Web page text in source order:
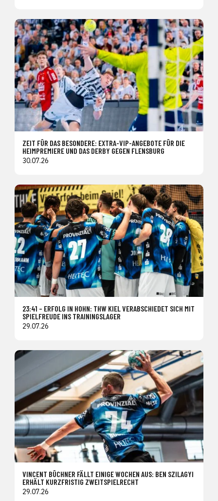
ZEIT FÜR DAS BESONDERE: EXTRA-VIP-ANGEBOTE FÜR DIE
HEIMPREMIERE UND DAS DERBY GEGEN FLENSBURG
30.07.26
23:41 – ERFOLG IN HOHN: THW KIEL VERABSCHIEDET SICH MIT
SPIELFREUDE INS TRAININGSLAGER
29.07.26
VINCENT BÜCHNER FÄLLT EINIGE WOCHEN AUS: BEN SZILAGYI
ERHÄLT KURZFRISTIG ZWEITSPIELRECHT
29.07.26